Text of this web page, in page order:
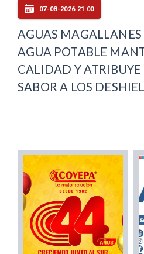
07-08-2026 21:00
AGUAS
AGUA POTABLE
CALIDAD Y
SABOR A LOS